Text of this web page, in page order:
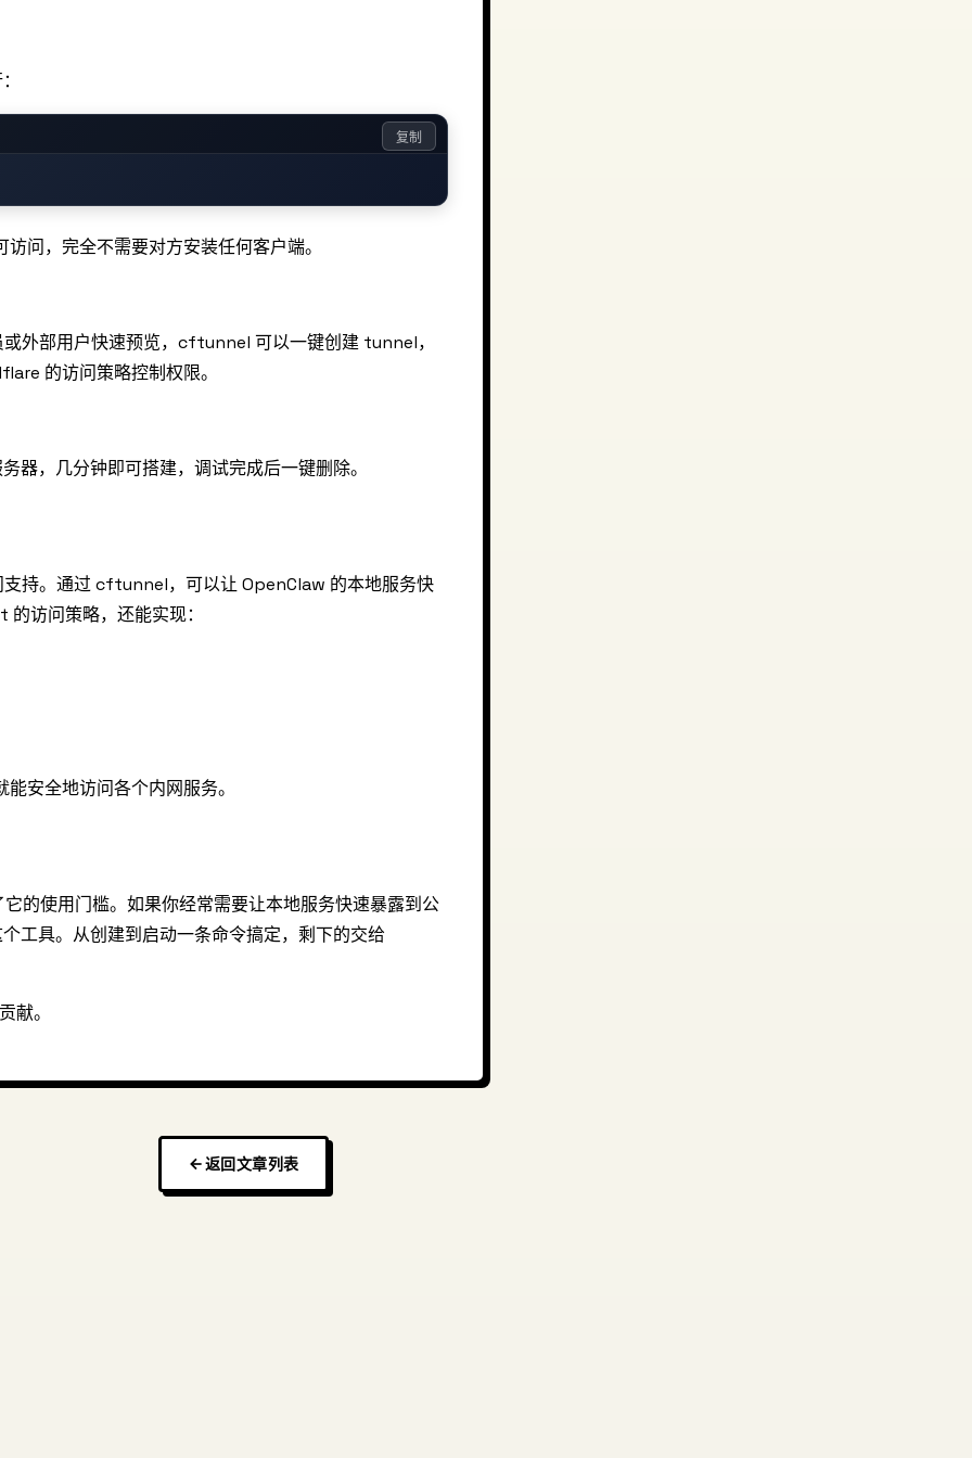
复制
问，完全不需要对方安装任何客户端。
外部用户快速预览，cftunnel 可以一键创建 tunnel，
的访问策略控制权限。
器，几分钟即可搭建，调试完成后一键删除。
持。通过 cftunnel，可以让 OpenClaw 的本地服务快
访问策略，还能实现：
安全地访问各个内网服务。
使用门槛。如果你经常需要让本地服务快速暴露到公
工具。从创建到启动一条命令搞定，剩下的交给
献。
返回文章列表